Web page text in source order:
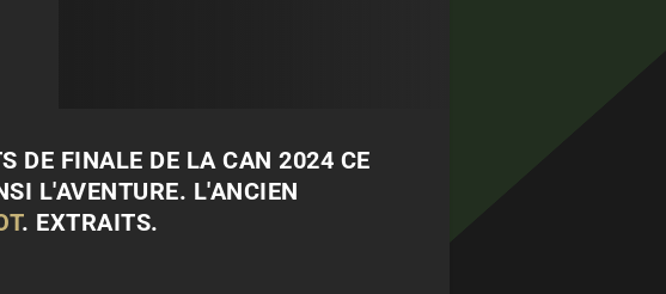
DE FINALE DE LA CAN 2024 CE
L'AVENTURE. L'ANCIEN
. EXTRAITS.